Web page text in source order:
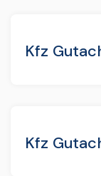
Kfz
Kfz